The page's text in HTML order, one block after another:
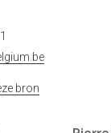
bron